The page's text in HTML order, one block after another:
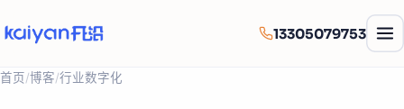
13305079753
首页/博客/行业数字化